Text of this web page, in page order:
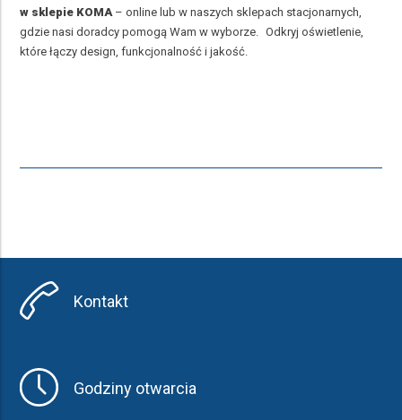
w sklepie KOMA – online lub w naszych sklepach stacjonarnych,
gdzie nasi doradcy pomogą Wam w wyborze. Odkryj oświetlenie,
które łączy design, funkcjonalność i jakość.
Kontakt
Godziny otwarcia